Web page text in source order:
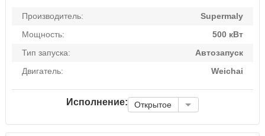
Производитель:
Supermaly
Мощность:
500 кВт
Тип запуска:
Автозапуск
Двигатель:
Weichai
Исполнение: Открытое